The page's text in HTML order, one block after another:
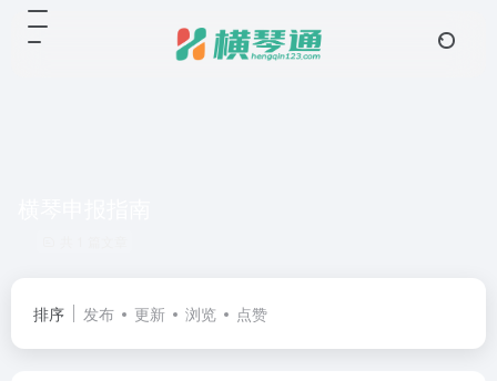
排序 发布 更新 浏览 点赞